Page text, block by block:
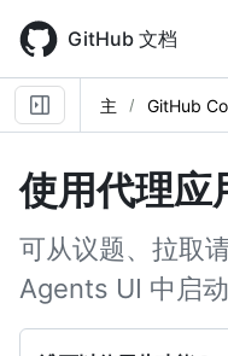
main
content
GitHub 文档
主 GitHub
使用代理应
可从议题、拉取
Agents UI 中启